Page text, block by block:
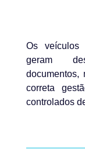
Os veículos
geram
documentos,
correta
controlados